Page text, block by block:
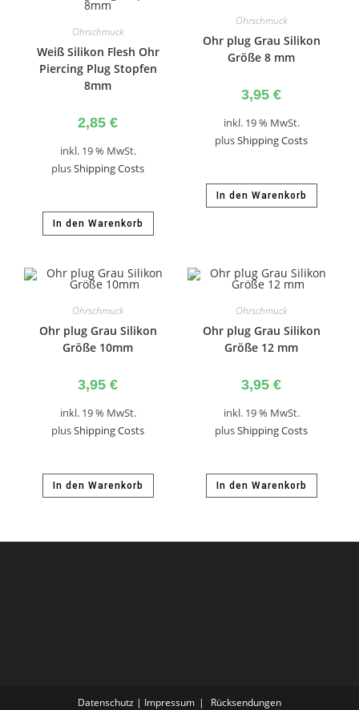
Ohrschmuck
Weiß Silikon Flesh Ohr
Piercing Plug Stopfen
8mm
2,85 €
inkl. 19 % MwSt.
plusShipping Costs
In den Warenkorb
Ohrschmuck
Ohr plug Grau Silikon
Größe 8 mm
3,95 €
inkl. 19 % MwSt.
plusShipping Costs
In den Warenkorb
Ohrschmuck
Ohr plug Grau Silikon
Größe 10mm
3,95 €
inkl. 19 % MwSt.
plusShipping Costs
In den Warenkorb
Ohrschmuck
Ohr plug Grau Silikon
Größe 12 mm
3,95 €
inkl. 19 % MwSt.
plusShipping Costs
In den Warenkorb
Datenschutz | Impressum Rücksendungen